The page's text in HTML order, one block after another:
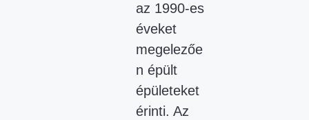
az 1990-es
éveket
megelezőe
n épült
épületeket
érinti. Az